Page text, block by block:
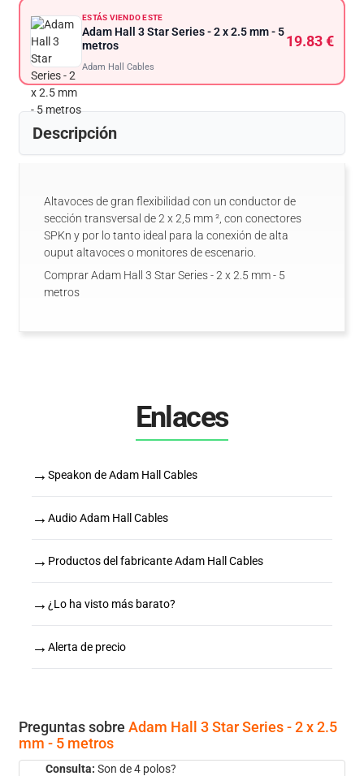
ESTÁS VIENDO ESTE
Adam Hall 3 Star Series - 2 x 2.5 mm - 5
metros
Adam Hall Cables
19.83 €
Descripción
Altavoces de gran flexibilidad con un conductor de
sección transversal de 2 x 2,5 mm ², con conectores
SPKn y por lo tanto ideal para la conexión de alta
ouput altavoces o monitores de escenario.
Comprar Adam Hall 3 Star Series - 2 x 2.5 mm - 5
metros
Enlaces
→ Speakon de Adam Hall Cables
→ Audio Adam Hall Cables
→ Productos del fabricante Adam Hall Cables
→ ¿Lo ha visto más barato?
→ Alerta de precio
Preguntas sobre Adam Hall 3 Star Series - 2 x 2.5
mm - 5 metros
Consulta: Son de 4 polos?